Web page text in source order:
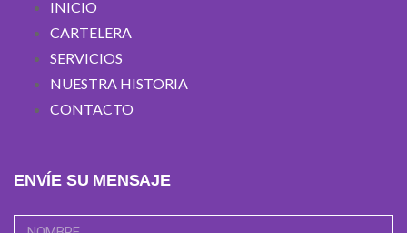
INICIO
CARTELERA
SERVICIOS
NUESTRA HISTORIA
CONTACTO
ENVÍE SU MENSAJE